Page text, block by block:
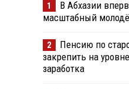
1
В Абхазии
масштабный
2
Пенсию по
закрепить на
заработка